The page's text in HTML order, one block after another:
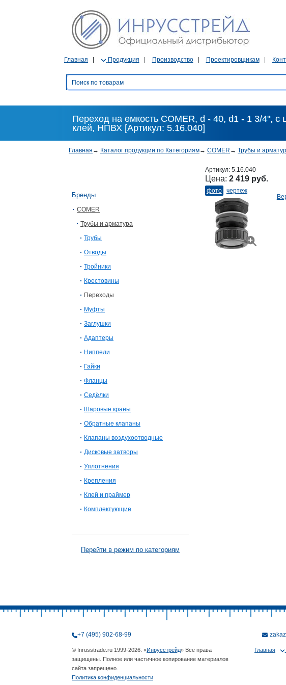
Главная Продукция Производство Проектировщикам
Переход на емкость COMER, d - 40, d1 - 1 3/4", с
клей, НПВХ [Артикул: 5.16.040]
Главная → Каталог продукции по Категориям→ COMER → Трубы и
Бренды
COMER
Трубы и арматура
Трубы
Отводы
Тройники
Крестовины
Переходы
Муфты
Заглушки
Адаптеры
Ниппели
Гайки
Фланцы
Седёлки
Шаровые краны
Обратные клапаны
Клапаны воздухоотводные
Дисковые затворы
Уплотнения
Крепления
Клей и праймер
Комплектующие
Перейти в режим по категориям
Артикул: 5.16.040
Цена: 2 419 руб.
фото
чертеж
+7 (495) 902-68-99
© Inrusstrade.ru 1999-2026. «Инрусстрейд» Все права
защищены. Полное или частичное копирование материалов
сайта запрещено.
Политика конфиденциальности
Главная